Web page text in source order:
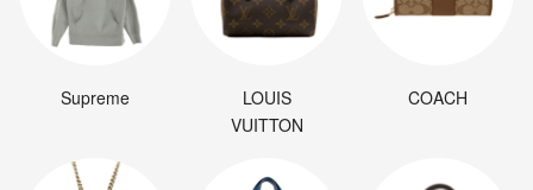
Supreme
LOUIS
VUITTON
COACH